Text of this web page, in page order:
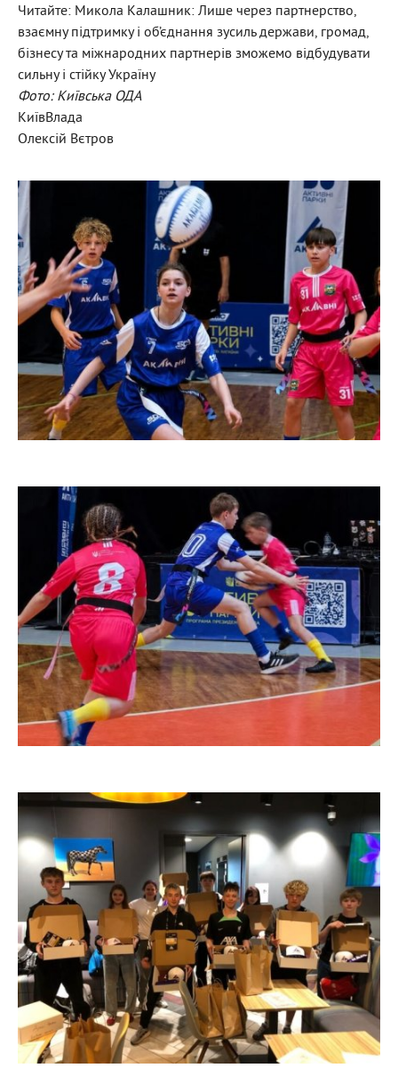
Читайте: Микола Калашник: Лише через партнерство,
взаємну підтримку і об’єднання зусиль держави, громад,
бізнесу та міжнародних партнерів зможемо відбудувати
сильну і стійку Україну
Фото: Київська ОДА
КиївВлада
Олексій Вєтров